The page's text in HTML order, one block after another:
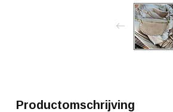
Productomschrijving